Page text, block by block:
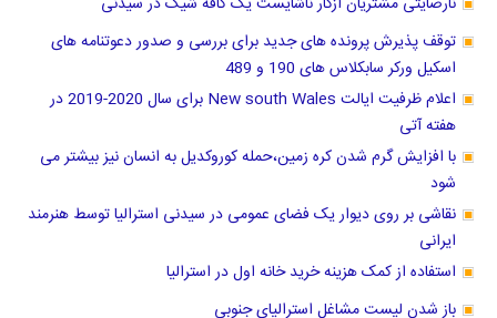
توقف پذیرش پرونده های جدید برای بررسی و صدور دعوتنامه های
اسکیل ورکر سابکلاس های 190 و 489
اعلام ظرفیت ایالت New south Wales برای سال 2020-2019 در
هفته آتی
با افزایش گرم شدن کره زمین،حمله کوروکدیل به انسان نیز بیشتر می
شود
نقاشی بر روی دیوار یک فضای عمومی در سیدنی استرالیا توسط هنرمند
ایرانی
استفاده از کمک هزینه خرید خانه اول در استرالیا
باز شدن لیست مشاغل استرالیای جنوبی